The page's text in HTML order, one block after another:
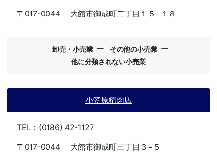
〒017-0044
大館市御成町二丁目１５−１８
卸売・小売業 ー その他の小売業 ー
他に分類されない小売業
小笠原精肉店
TEL：(0186) 42-1127
〒017-0044
大館市御成町三丁目３−５